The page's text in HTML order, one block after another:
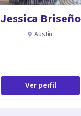
Jessica Briseño
Austin
Ver perfil